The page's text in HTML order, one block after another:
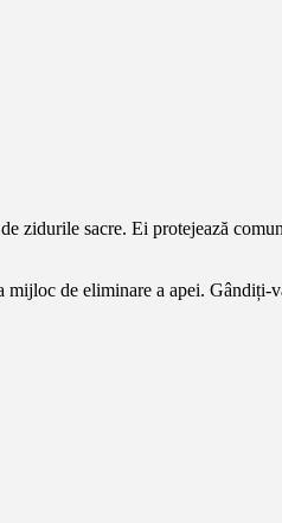
zidurile sacre. Ei protejează
de eliminare a apei.